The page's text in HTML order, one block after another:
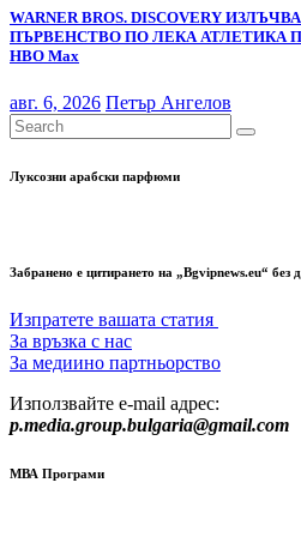
WARNER BROS. DISCOVERY
ПЪРВЕНСТВО ПО ЛЕКА АТЛЕТИКА
НВО Мах
авг. 6, 2026 Петър Ангелов
Луксозни арабски парфюми
Забранено е цитирането на „Bgvipnews.eu“ без
Изпратете вашата статия
За връзка с нас
За медиино партньорство
Използвайте e-mail адрес:
p.media.group.bulgaria@gmail.com
МВА Програми